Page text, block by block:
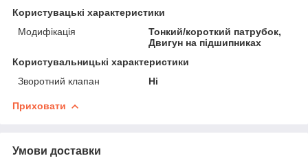
Користувацькi характеристики
Модифікація
Тонкий/короткий патрубок,
Двигун на підшипниках
Користувальницькі характеристики
Зворотний клапан
Ні
Приховати
Умови доставки